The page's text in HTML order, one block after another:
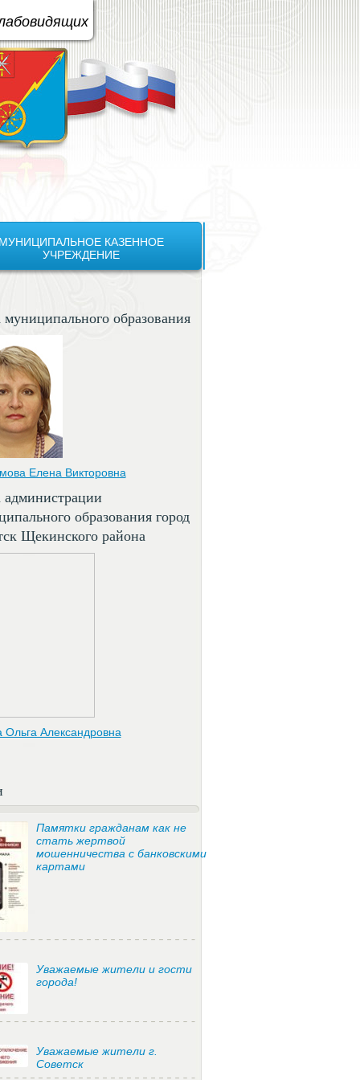
схема: A
КАЗЕННОЕ
УЧРЕЖДЕНИЕ
муниципального образования
Елена Викторовна
администрации
образования город
Щекинского района
Ольга Александровна
Памятки гражданам как не
стать жертвой
мошенничества с банковскими
картами
Уважаемые жители и гости
города!
Уважаемые жители г.
Советск